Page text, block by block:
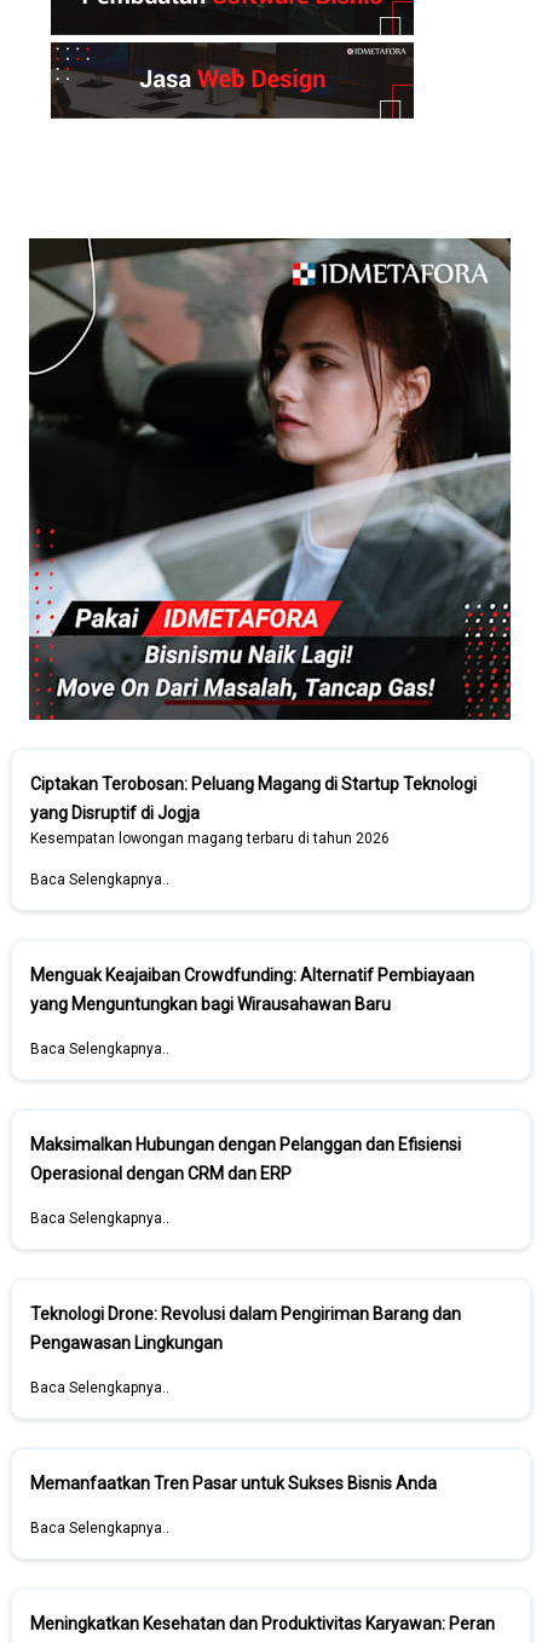
Ciptakan Terobosan: Peluang Magang di Startup Teknologi
yang Disruptif di Jogja
Kesempatan lowongan magang terbaru di tahun 2026
Baca Selengkapnya..
Menguak Keajaiban Crowdfunding: Alternatif Pembiayaan
yang Menguntungkan bagi Wirausahawan Baru
Baca Selengkapnya..
Maksimalkan Hubungan dengan Pelanggan dan Efisiensi
Operasional dengan CRM dan ERP
Baca Selengkapnya..
Teknologi Drone: Revolusi dalam Pengiriman Barang dan
Pengawasan Lingkungan
Baca Selengkapnya..
Memanfaatkan Tren Pasar untuk Sukses Bisnis Anda
Baca Selengkapnya..
Meningkatkan Kesehatan dan Produktivitas Karyawan: Peran